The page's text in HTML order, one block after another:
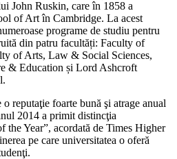
John Ruskin, care în 1858 a
of Art în Cambridge. La acest
programe de studiu pentru
din patru facultăți: Faculty of
of Arts, Law & Social Sciences,
& Education și Lord Ashcroft
reputaţie foarte bună şi atrage anual
2014 a primit distincţia
the Year”, acordată de Times Higher
pe care universitatea o oferă